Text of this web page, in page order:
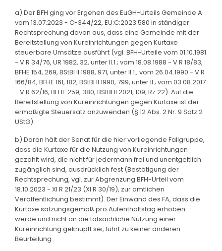
a) Der BFH ging vor Ergehen des EuGH-Urteils Gemeinde A
vom 13.07.2023 - C-344/22, EU:C:2023:580 in ständiger
Rechtsprechung davon aus, dass eine Gemeinde mit der
Bereitstellung von Kureinrichtungen gegen Kurtaxe
steuerbare Umsätze ausführt (vgl. BFH-Urteile vom 01.10.1981
- V R 34/76, UR 1982, 32, unter II.1.; vom 18.08.1988 - V R 18/83,
BFHE 154, 269, BStBl II 1988, 971, unter II.1.; vom 26.04.1990 - V R
166/84, BFHE 161, 182, BStBl II 1990, 799, unter II.; vom 03.08.2017
- V R 62/16, BFHE 259, 380, BStBl II 2021, 109, Rz 22). Auf die
Bereitstellung von Kureinrichtungen gegen Kurtaxe ist der
ermäßigte Steuersatz anzuwenden (§ 12 Abs. 2 Nr. 9 Satz 2
UStG).
b) Daran hält der Senat für die hier vorliegende Fallgruppe,
dass die Kurtaxe für die Nutzung von Kureinrichtungen
gezahlt wird, die nicht für jedermann frei und unentgeltlich
zugänglich sind, ausdrücklich fest (Bestätigung der
Rechtsprechung, vgl. zur Abgrenzung BFH-Urteil vom
18.10.2023 - XI R 21/23 (XI R 30/19), zur amtlichen
Veröffentlichung bestimmt). Der Einwand des FA, dass die
Kurtaxe satzungsgemäß pro Aufenthaltstag erhoben
werde und nicht an die tatsächliche Nutzung einer
Kureinrichtung geknüpft sei, führt zu keiner anderen
Beurteilung.